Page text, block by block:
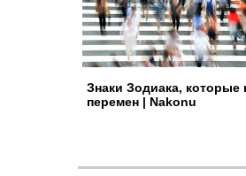
Знаки Зодиака, которые
перемен | Nakonu